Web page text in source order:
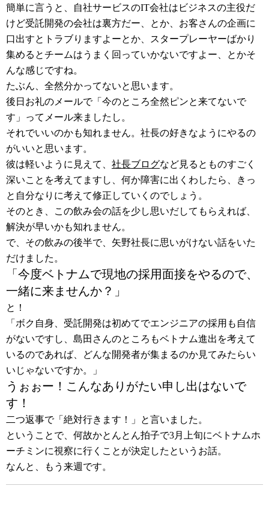
簡単に言うと、自社サービスのIT会社はビジネスの主役だ
けど受託開発の会社は裏方だー、とか、お客さんの企画に
口出すとトラブりますよーとか、スタープレーヤーばかり
集めるとチームはうまく回っていかないですよー、とかそ
んな感じですね。
たぶん、全然分かってないと思います。
後日お礼のメールで「今のところ全然ピンと来てないで
す」ってメール来ましたし。
それでいいのかも知れません。社長の好きなようにやるの
がいいと思います。
彼は軽いように見えて、 社長ブログなど見るとものすごく
深いことを考えてますし、何か障害に出くわしたら、きっ
と自分なりに考えて修正していくのでしょう。
そのとき、この飲み会の話を少し思いだしてもらえれば、
解決が早いかも知れません。
で、その飲みの後半で、矢野社長に思いがけない話をいた
だけました。
「今度ベトナムで現地の採用面接をやるので、
一緒に来ませんか？」
と！
「ボク自身、受託開発は初めてでエンジニアの採用も自信
がないですし、島田さんのところもベトナム進出を考えて
いるのであれば、どんな開発者が集まるのか見てみたらい
いじゃないですか。」
うぉぉー！こんなありがたい申し出はないで
す！
二つ返事で「絶対行きます！」と言いました。
ということで、何故かとんとん拍子で3月上旬にベトナムホ
ーチミンに視察に行くことが決定したというお話。
なんと、もう来週です。